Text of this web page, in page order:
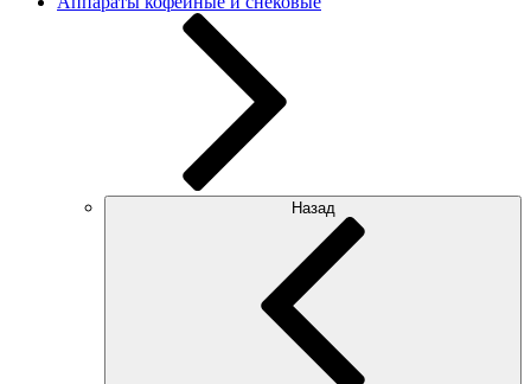
Назад